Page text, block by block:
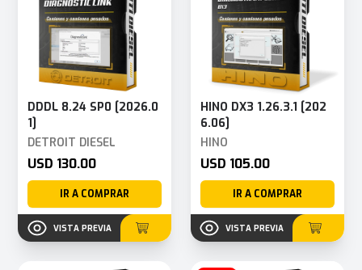
DDDL 8.24 SP0 [2026.0
1]
DETROIT DIESEL
USD 130.00
IR A COMPRAR
VISTA PREVIA
HINO DX3 1.26.3.1 [202
6.06]
HINO
USD 105.00
IR A COMPRAR
VISTA PREVIA